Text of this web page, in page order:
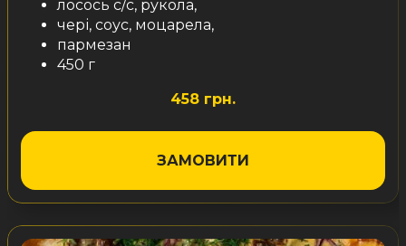
лосось с/с, рукола,
чері, соус, моцарела,
пармезан
450 г
458 грн.
ЗАМОВИТИ